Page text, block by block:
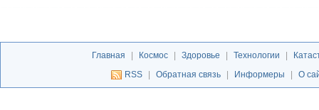
Главная Космос Здоровье Технологии
RSS
Обратная связь Информеры О